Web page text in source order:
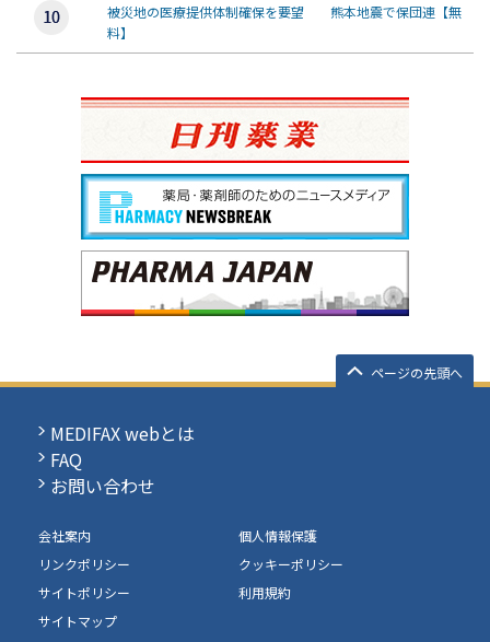
被災地の医療提供体制確保を要望 熊本地震で保団連【無
料】
ページの先頭へ
MEDIFAX webとは
FAQ
お問い合わせ
会社案内
個人情報保護
リンクポリシー
クッキーポリシー
サイトポリシー
利用規約
サイトマップ